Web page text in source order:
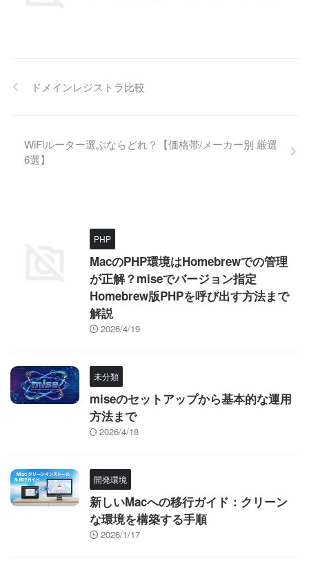
ドメインレジストラ比較
WiFiルーター選ぶならどれ？【価格帯/メーカー別 厳選
6選】
PHP
MacのPHP環境はHomebrewでの管理
が正解？miseでバージョン指定
Homebrew版PHPを呼び出す方法まで
解説
2026/4/19
未分類
miseのセットアップから基本的な運用
方法まで
2026/4/18
開発環境
新しいMacへの移行ガイド：クリーン
な環境を構築する手順
2026/1/17